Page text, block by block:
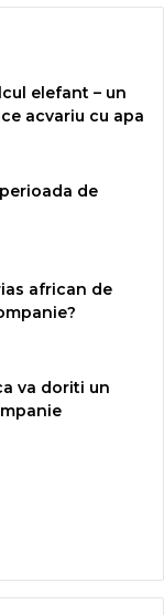
elefant – un
acvariu cu apa
de
african de
va doriti un